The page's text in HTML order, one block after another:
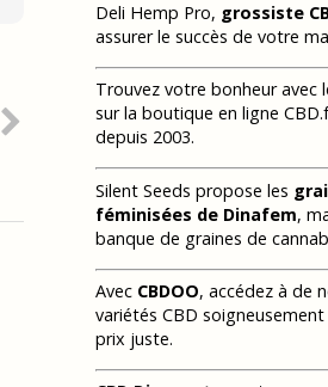
Deli Hemp Pro, grossiste
assurer le succès de votre
Trouvez votre bonheur avec
sur la boutique en ligne
depuis 2003.
Silent Seeds propose les
féminisées de Dinafem,
banque de graines de
Avec CBDOO, accédez à de
variétés CBD
prix juste.